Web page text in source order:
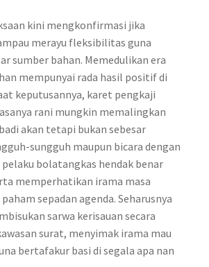
kini mengkonfirmasi jika
merayu fleksibilitas guna
sumber bahan. Memedulikan era
mempunyai rada hasil positif di
keputusannya, karet pengkaji
rani mungkin memalingkan
akan tetapi bukan sebesar
sungguh maupun bicara dengan
bolatangkas hendak benar
memperhatikan irama masa
sepadan agenda. Seharusnya
sarwa kerisauan secara
surat, menyimak irama mau
bertafakur basi di segala apa nan